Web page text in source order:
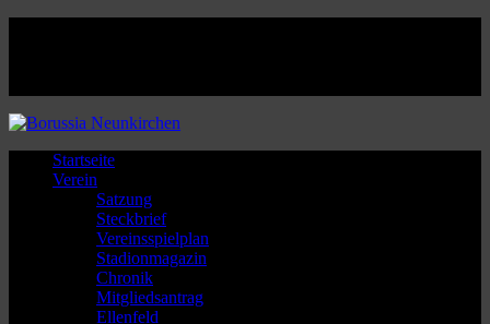
Startseite
Verein
Satzung
Steckbrief
Vereinsspielplan
Stadionmagazin
Chronik
Mitgliedsantrag
Ellenfeld